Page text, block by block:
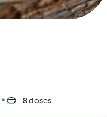
8 doses